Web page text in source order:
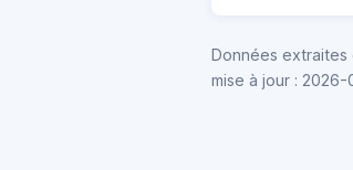
Données extraites
mise à jour : 2026-